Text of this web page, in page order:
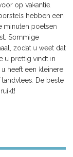
op vakantie.
hebben een
minuten poetsen
Sommige
zodat u weet dat
u prettig vindt in
heeft een kleinere
De beste